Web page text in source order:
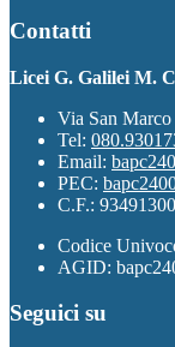
Contatti
Licei G. Galilei M.
Via San
Tel:
Email:
PEC:
C.F.:
Codice
AGID:
Seguici su